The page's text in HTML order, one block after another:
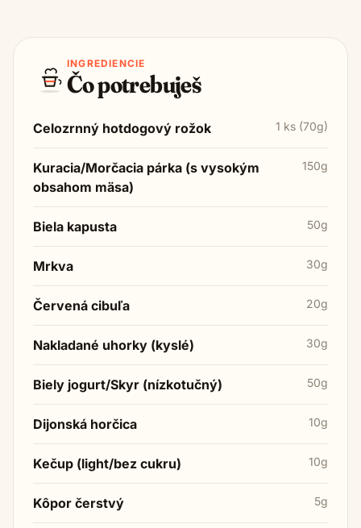
INGREDIENCIE
Čo potrebuješ
Celozrnný hotdogový rožok 1 ks (70g)
Kuracia/Morčacia párka (s vysokým
obsahom mäsa)
150g
Biela kapusta 50g
Mrkva 30g
Červená cibuľa 20g
Nakladané uhorky (kyslé) 30g
Biely jogurt/Skyr (nízkotučný) 50g
Dijonská horčica 10g
Kečup (light/bez cukru) 10g
Kôpor čerstvý 5g